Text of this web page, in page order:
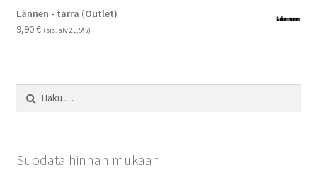
-
29,90 €
Lännen - tarra (Outlet)
9,90€ (sis. alv 25,5%)
Suodata hinnan mukaan